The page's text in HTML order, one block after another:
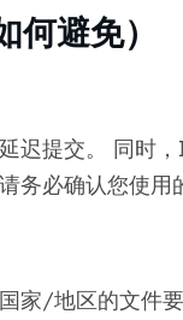
避免）
迟提交。 同时，
务必确认您使用
家/地区的文件